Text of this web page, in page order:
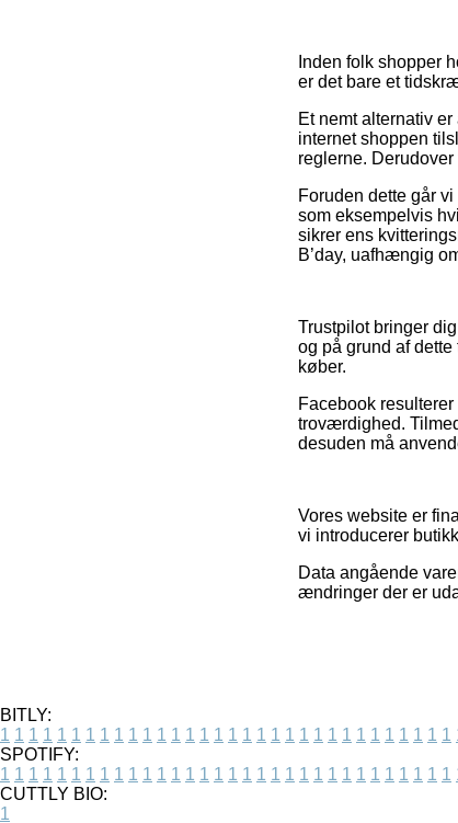
Inden folk shopper
er det bare et
Et nemt alternativ
internet shoppen
reglerne.
Foruden dette går
som eksempelvis
sikrer ens
B’day, uafhængig
Trustpilot bringer
og på grund af
køber.
Facebook
troværdighed.
desuden må
Vores website er
vi introducerer
Data angående
ændringer der er
BITLY:
1 1 1 1 1 1 1 1 1 1 1 1 1 1 1 1 1 1 1 1 1 1 1 1 1 1 1 1 1 1 1 1
SPOTIFY:
1 1 1 1 1 1 1 1 1 1 1 1 1 1 1 1 1 1 1 1 1 1 1 1 1 1 1 1 1 1 1 1
CUTTLY BIO:
1